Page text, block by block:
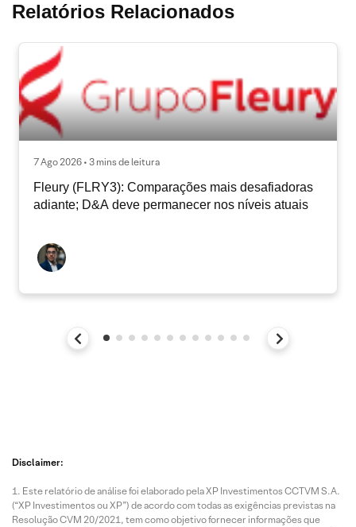
Relatórios Relacionados
7 Ago 2026 • 3 mins de leitura
Fleury (FLRY3): Comparações mais desafiadoras
adiante; D&A deve permanecer nos níveis atuais
Disclaimer:
Este relatório de análise foi elaborado pela XP Investimentos CCTVM S.A.
(“XP Investimentos ou XP”) de acordo com todas as exigências previstas na
Resolução CVM 20/2021, tem como objetivo fornecer informações que